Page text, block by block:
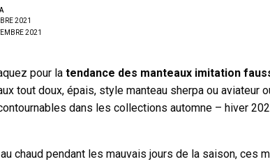
2021
2021
pour latendance des manteaux imitation
tout doux, épais, style manteau sherpa ou
dans les collections automne – hiver
chaud pendant les mauvais jours de la saison, ces